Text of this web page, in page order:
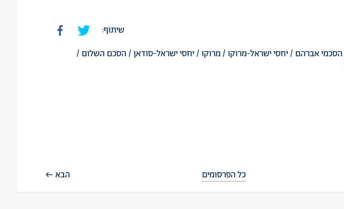
שיתוף:
הסכמי אברהם /יחסי ישראל-מרוקו / מרוקו /יחסי ישראל-סודאן / הסכם השלום /
כל הפרסומים הבא